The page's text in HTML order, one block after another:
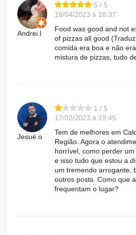
Andrei.l
5 / 5
18/04/2023 à 18:37
Food was good and not
of pizzas all good
comida era boa e não
mistura de pizzas, tudo
Jesué.o
1 / 5
17/02/2023 à 19:45
Tem de melhores em
Região. Agora o
horrível, como perder
e isso tudo que estou a
um tremendo arrogante,
outros posts. Como que
frequentam o lugar?